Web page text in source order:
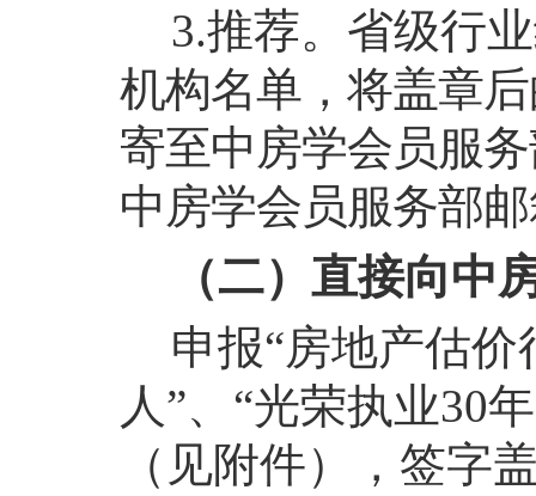
3.推荐。省级行
机构名单，将盖章
寄至中房学会员服
中房学会员服务部
（二）直接向中
申报“房地产估
人”、“光荣执业30
（见附件），签字